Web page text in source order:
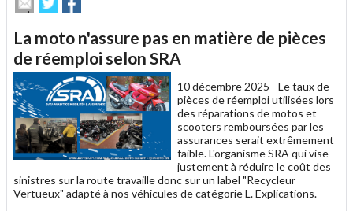
cet
à
un
ami
sur
sur
La moto n'assure pas en matière de pièces
de réemploi selon SRA
10 décembre 2025 - Le taux de
pièces de réemploi utilisées lors
des réparations de motos et
scooters remboursées par les
assurances serait extrêmement
faible. L'organisme SRA qui vise
justement à réduire le coût des
sinistres sur la route travaille donc sur un label "Recycleur
Vertueux" adapté à nos véhicules de catégorie L. Explications.